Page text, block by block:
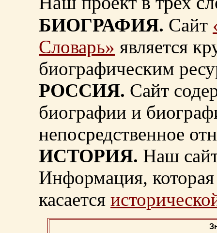
БИОГРАФИЯ. Сайт
Словарь» является
биографическим
РОССИЯ. Сайт
биографии и
непосредственное
ИСТОРИЯ. Наш
Информация, которая
касается